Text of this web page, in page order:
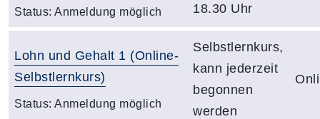
Status: Anmeldung möglich
18.30 Uhr
Lohn und Gehalt 1 (Online-
Selbstlernkurs)
Status: Anmeldung möglich
Selbstlernkurs,
kann jederzeit
begonnen
werden